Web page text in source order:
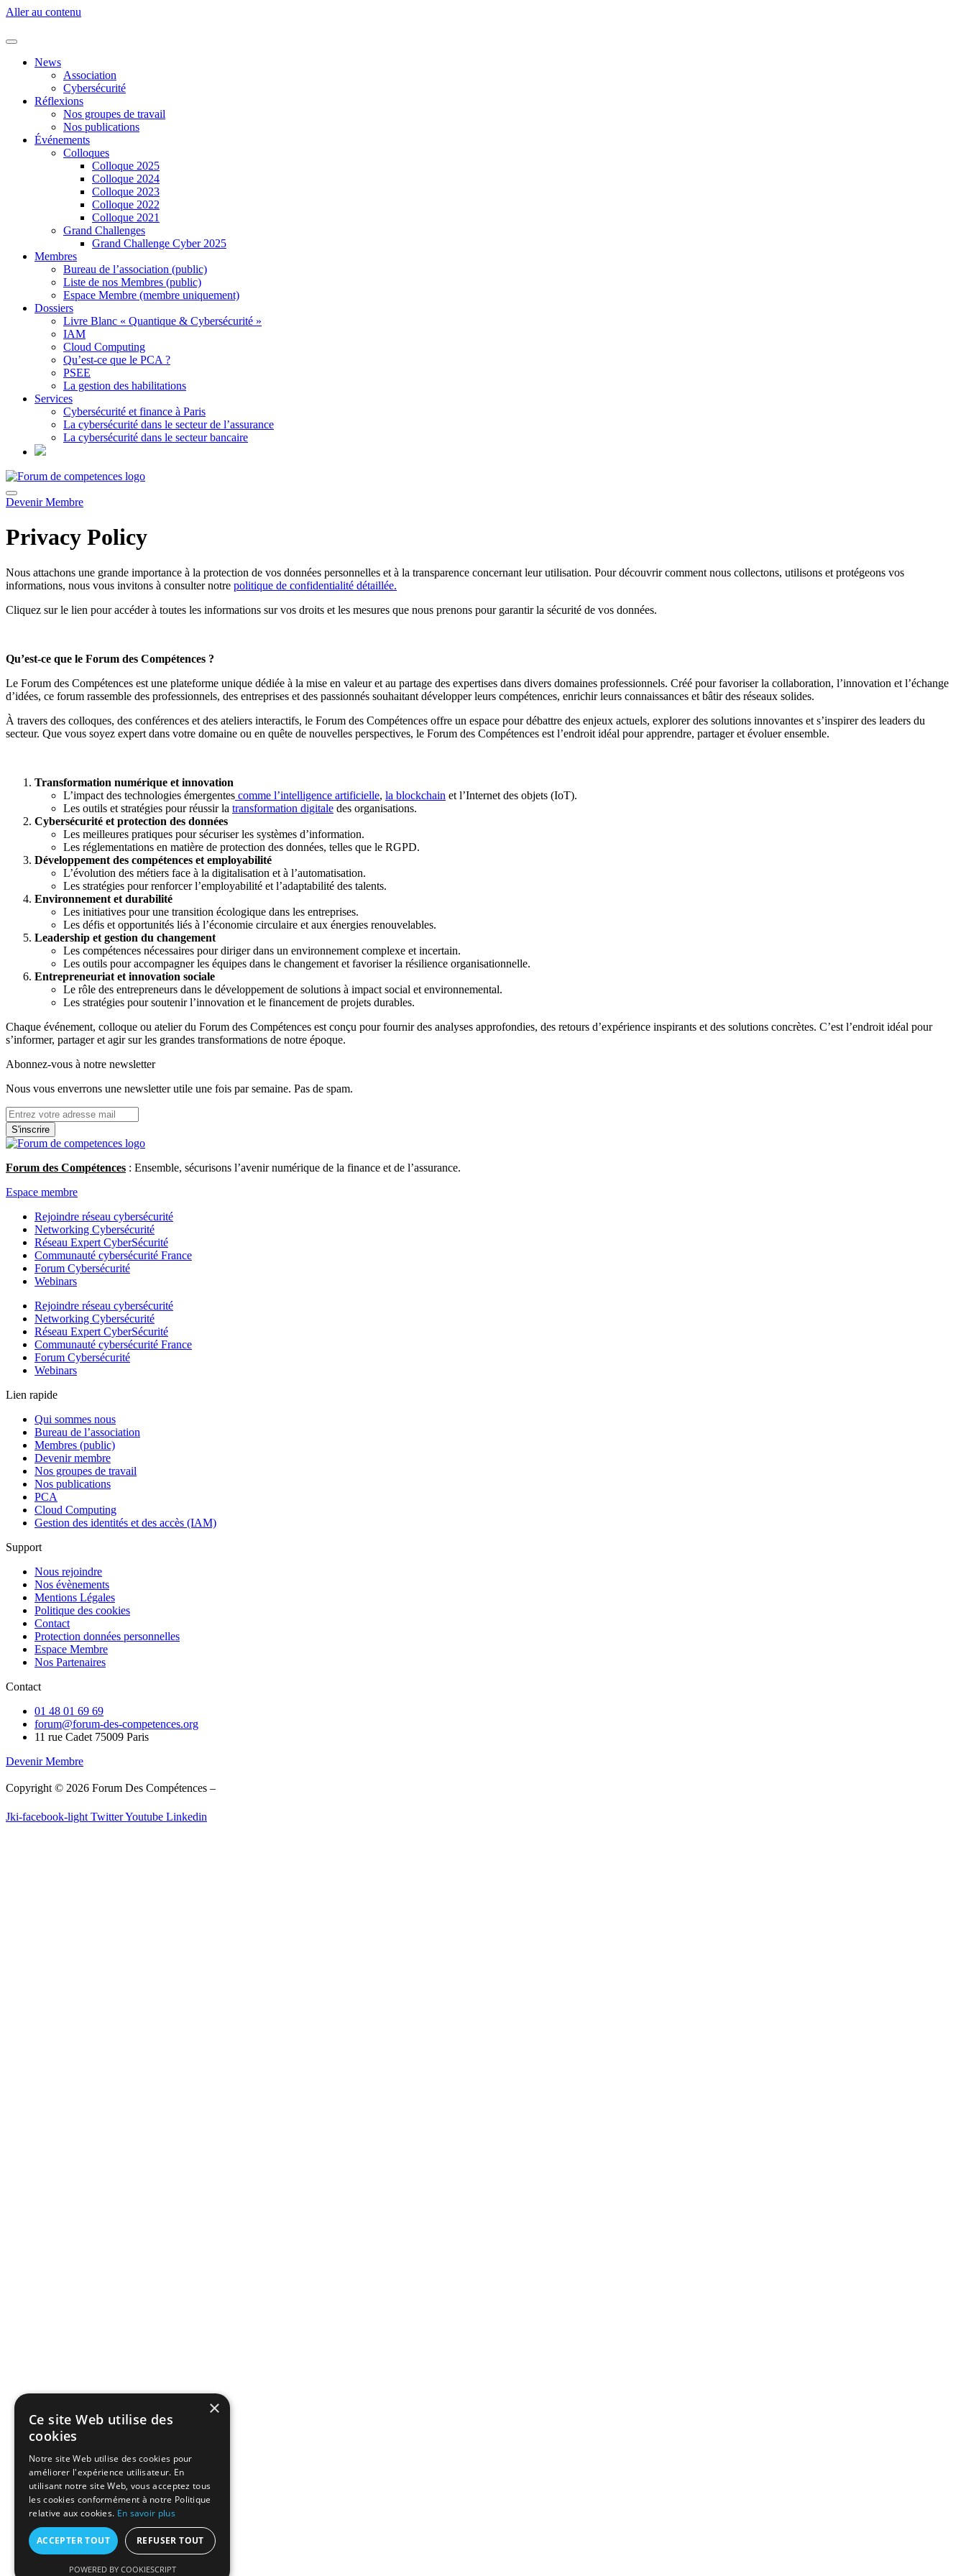
Aller au contenu
News
Association
Cybersécurité
Réflexions
Nos groupes de travail
Nos publications
Événements
Colloques
Colloque 2025
Colloque 2024
Colloque 2023
Colloque 2022
Colloque 2021
Grand Challenges
Grand Challenge Cyber 2025
Membres
Bureau de l’association (public)
Liste de nos Membres (public)
Espace Membre (membre uniquement)
Dossiers
Livre Blanc « Quantique & Cybersécurité »
IAM
Cloud Computing
Qu’est-ce que le PCA ?
PSEE
La gestion des habilitations
Services
Cybersécurité et finance à Paris
La cybersécurité dans le secteur de l’assurance
La cybersécurité dans le secteur bancaire
Devenir Membre
Privacy Policy
Nous attachons une grande importance à la protection de vos données personnelles et à la transparence concernant leur utilisation. Pour découvrir comment nous collectons, utilisons et protégeons vos
informations, nous vous invitons à consulter notre politique de confidentialité détaillée.
Cliquez sur le lien pour accéder à toutes les informations sur vos droits et les mesures que nous prenons pour garantir la sécurité de vos données.
Qu’est-ce que le Forum des Compétences ?
Le Forum des Compétences est une plateforme unique dédiée à la mise en valeur et au partage des expertises dans divers domaines professionnels. Créé pour favoriser la collaboration, l’innovation et l’échange
d’idées, ce forum rassemble des professionnels, des entreprises et des passionnés souhaitant développer leurs compétences, enrichir leurs connaissances et bâtir des réseaux solides.
À travers des colloques, des conférences et des ateliers interactifs, le Forum des Compétences offre un espace pour débattre des enjeux actuels, explorer des solutions innovantes et s’inspirer des leaders du
secteur. Que vous soyez expert dans votre domaine ou en quête de nouvelles perspectives, le Forum des Compétences est l’endroit idéal pour apprendre, partager et évoluer ensemble.
Transformation numérique et innovation
L’impact des technologies émergentes comme l’intelligence artificielle, la blockchain et l’Internet des objets (IoT).
Les outils et stratégies pour réussir la transformation digitale des organisations.
Cybersécurité et protection des données
Les meilleures pratiques pour sécuriser les systèmes d’information.
Les réglementations en matière de protection des données, telles que le RGPD.
Développement des compétences et employabilité
L’évolution des métiers face à la digitalisation et à l’automatisation.
Les stratégies pour renforcer l’employabilité et l’adaptabilité des talents.
Environnement et durabilité
Les initiatives pour une transition écologique dans les entreprises.
Les défis et opportunités liés à l’économie circulaire et aux énergies renouvelables.
Leadership et gestion du changement
Les compétences nécessaires pour diriger dans un environnement complexe et incertain.
Les outils pour accompagner les équipes dans le changement et favoriser la résilience organisationnelle.
Entrepreneuriat et innovation sociale
Le rôle des entrepreneurs dans le développement de solutions à impact social et environnemental.
Les stratégies pour soutenir l’innovation et le financement de projets durables.
Chaque événement, colloque ou atelier du Forum des Compétences est conçu pour fournir des analyses approfondies, des retours d’expérience inspirants et des solutions concrètes. C’est l’endroit idéal pour
s’informer, partager et agir sur les grandes transformations de notre époque.
Abonnez-vous à notre newsletter
Nous vous enverrons une newsletter utile une fois par semaine. Pas de spam.
S'inscrire
Forum des Compétences : Ensemble, sécurisons l’avenir numérique de la finance et de l’assurance.
Espace membre
Rejoindre réseau cybersécurité
Networking Cybersécurité
Réseau Expert CyberSécurité
Communauté cybersécurité France
Forum Cybersécurité
Webinars
Rejoindre réseau cybersécurité
Networking Cybersécurité
Réseau Expert CyberSécurité
Communauté cybersécurité France
Forum Cybersécurité
Webinars
Lien rapide
Qui sommes nous
Bureau de l’association
Membres (public)
Devenir membre
Nos groupes de travail
Nos publications
PCA
Cloud Computing
Gestion des identités et des accès (IAM)
Support
Nous rejoindre
Nos évènements
Mentions Légales
Politique des cookies
Contact
Protection données personnelles
Espace Membre
Nos Partenaires
Contact
01 48 01 69 69
forum@forum-des-competences.org
11 rue Cadet 75009 Paris
Devenir Membre
Copyright © 2026 Forum Des Compétences –
Jki-facebook-light TwitterYoutube Linkedin
×
Ce site Web utilise des
cookies
Notre site Web utilise des cookies pour
améliorer l'expérience utilisateur. En
utilisant notre site Web, vous acceptez tous
les cookies conformément à notre Politique
relative aux cookies. En savoir plus
ACCEPTER TOUT REFUSER TOUT
POWERED BY COOKIESCRIPT